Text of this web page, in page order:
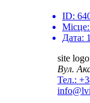
ID:
Місце:
Дата:
site logo
Вул.
Тел.: